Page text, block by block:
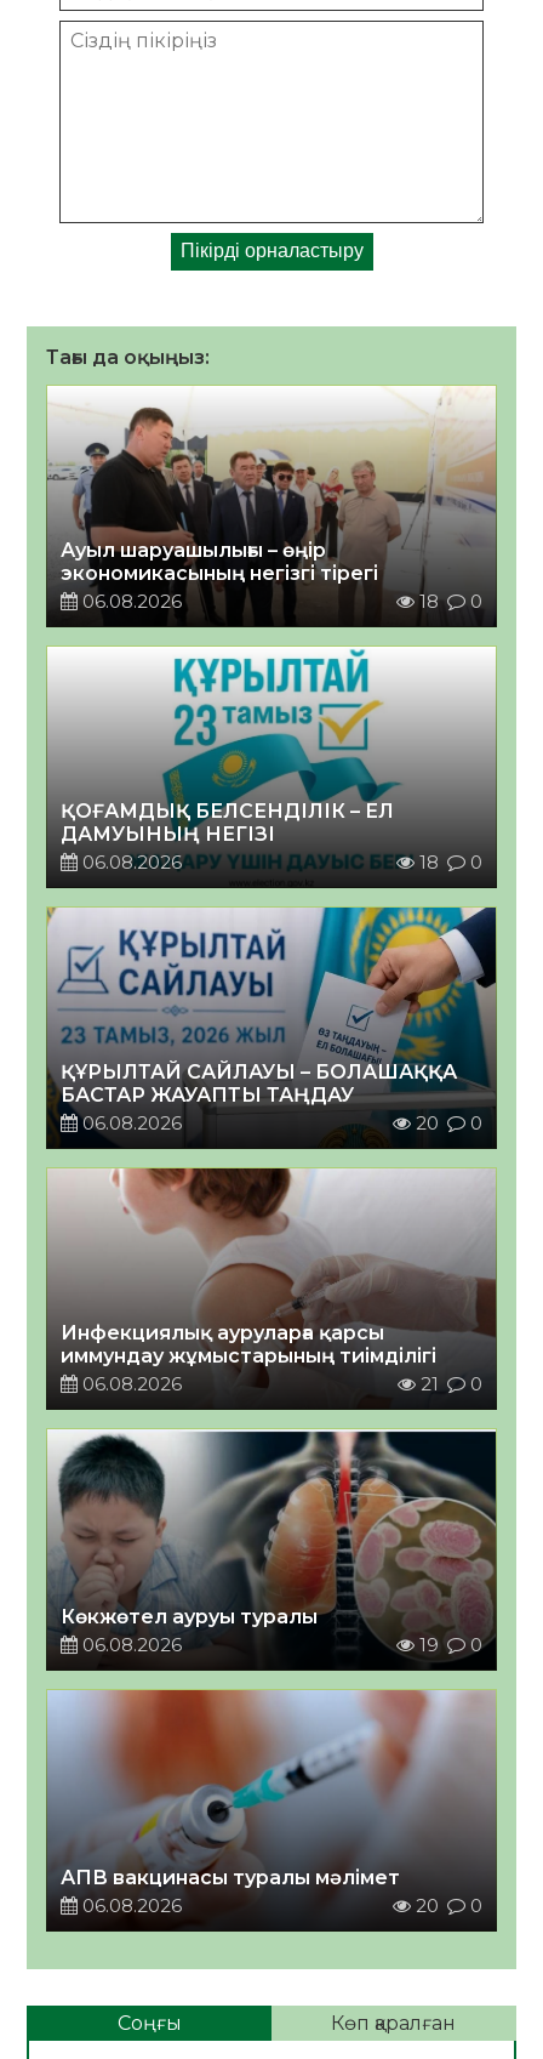
Тағы да оқыңыз:
Ауыл шаруашылығы – өңір
экономикасының негізгі тірегі
06.08.2026
18 0
ҚОҒАМДЫҚ БЕЛСЕНДІЛІК – ЕЛ
ДАМУЫНЫҢ НЕГІЗІ
06.08.2026
18 0
ҚҰРЫЛТАЙ САЙЛАУЫ – БОЛАШАҚҚА
БАСТАР ЖАУАПТЫ ТАҢДАУ
06.08.2026
20 0
Инфекциялық ауруларға қарсы
иммундау жұмыстарының тиімділігі
06.08.2026
21 0
Көкжөтел ауруы туралы
06.08.2026
19 0
АПВ вакцинасы туралы мәлімет
06.08.2026
20 0
Соңғы Көп қаралған